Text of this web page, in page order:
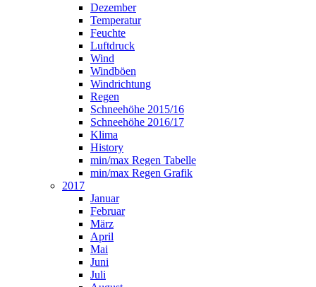
Dezember
Temperatur
Feuchte
Luftdruck
Wind
Windböen
Windrichtung
Regen
Schneehöhe 2015/16
Schneehöhe 2016/17
Klima
History
min/max Regen Tabelle
min/max Regen Grafik
2017
Januar
Februar
März
April
Mai
Juni
Juli